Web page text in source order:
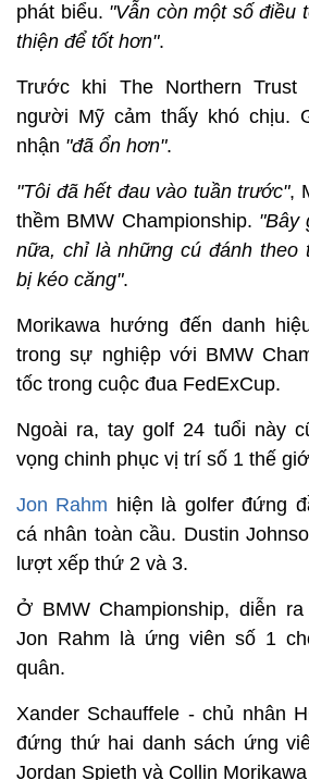
phát biểu. "Vẫn còn một số điều
thiện để tốt hơn".
Trước khi The Northern Trust
người Mỹ cảm thấy khó chịu.
nhận "đã ổn hơn".
"Tôi đã hết đau vào tuần trước",
thềm BMW Championship. "Bây
nữa, chỉ là những cú đánh theo
bị kéo căng".
Morikawa hướng đến danh
trong sự nghiệp với BMW
tốc trong cuộc đua FedExCup.
Ngoài ra, tay golf 24 tuổi này
vọng chinh phục vị trí số 1 thế
Jon Rahm hiện là golfer đứng
cá nhân toàn cầu. Dustin
lượt xếp thứ 2 và 3.
Ở BMW Championship, diễn
Jon Rahm là ứng viên số 1
quân.
Xander Schauffele - chủ nhân
đứng thứ hai danh sách ứng
Jordan Spieth và Collin